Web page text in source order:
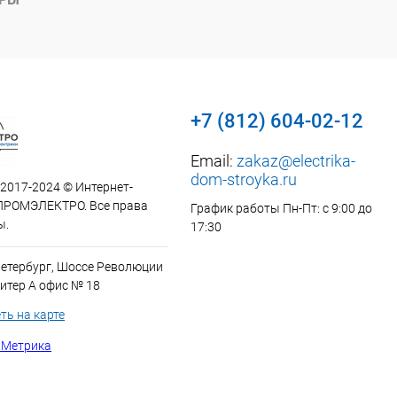
2024 © Интернет-
Все права
Шоссе Революции
А офис № 18
на карте
+7 (812) 604-02-12
Email: zakaz@electrika-
dom-stroyka.ru
График работы Пн-Пт: с 9:00 до
17:30